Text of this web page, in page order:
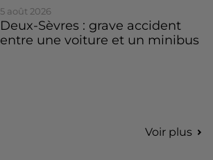
5 août 2026
Deux-Sèvres : grave accident
entre une voiture et un minibus
Voir plus